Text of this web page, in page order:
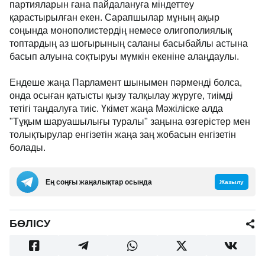
партияларын ғана пайдалануға міндеттеу
қарастырылған екен. Сарапшылар мұның ақыр
соңында монополистердің немесе олигополиялық
топтардың аз шоғырының саланы басыбайлы астына
басып алуына соқтыруы мүмкін екеніне алаңдаулы.
Ендеше жаңа Парламент шынымен пәрменді болса,
онда осыған қатысты қызу талқылау жүруге, тиімді
тетігі таңдалуға тиіс. Үкімет жаңа Мәжіліске алда
"Тұқым шаруашылығы туралы" заңына өзгерістер мен
толықтырулар енгізетін жаңа заң жобасын енгізетін
болады.
Ең соңғы жаңалықтар осында Жазылу
БӨЛІСУ